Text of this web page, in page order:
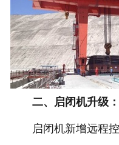
二、启闭机升级
启闭机新增远程控